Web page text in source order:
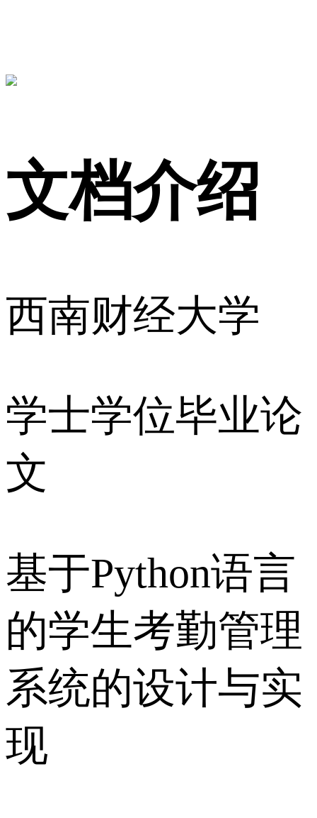
文档介绍
西南财经大学
学士学位毕业论
文
基于Python语言
的学生考勤管理
系统的设计与实
现